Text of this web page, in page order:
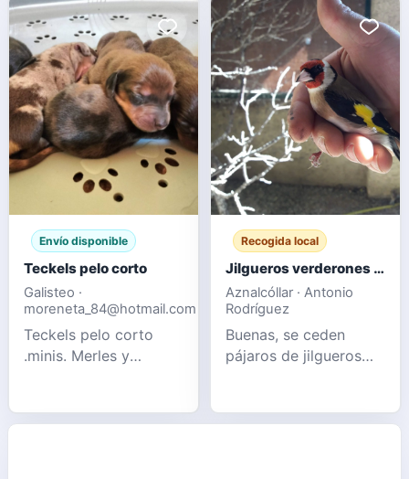
preciosos se dan en
mano, un saludo.+34
697 34 74 54
Envío disponible
Teckels pelo corto
Galisteo ·
moreneta_84@hotmail.com
Teckels pelo corto
.minis. Merles y
privado 📩
Recogida local
Jilgueros verderones pardillos
Aznalcóllar · Antonio
Rodríguez
Buenas, se ceden
pájaros de jilgueros
también de otros años